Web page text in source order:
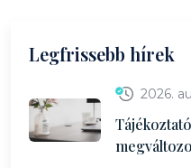
Legfrissebb hírek
2026.